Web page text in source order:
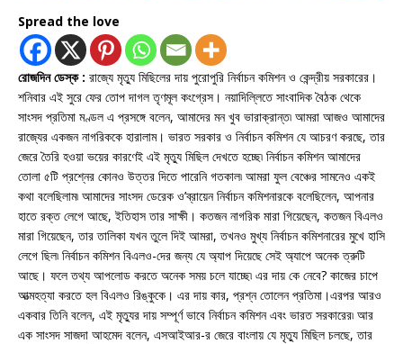
Spread the love
রোজদিন ডেস্ক : রাজ্যে মৃত্যু মিছিলের দায় পুরোপুরি নির্বাচন কমিশন ও কেন্দ্রীয় সরকারের।
শনিবার এই সুরে ফের তোপ দাগল তৃণমূল কংগ্রেস। নয়াদিল্লিতে সাংবাদিক বৈঠক থেকে
সাংসদ প্রতিমা মণ্ডল এ প্রসঙ্গে বলেন, আমাদের মন খুব ভারাক্রান্ত৷ আমরা আজও আমাদের
রাজ্যের একজন নাগরিককে হারালাম। ভারত সরকার ও নির্বাচন কমিশন যে আচরণ করছে, তার
জেরে তৈরি হওয়া ভয়ের কারণেই এই মৃত্যু মিছিল দেখতে হচ্ছে৷ নির্বাচন কমিশন আমাদের
তোলা ৫টি প্রশ্নের কোনও উত্তর দিতে পারেনি গতকাল৷ আমরা ফুল বেঞ্চের সামনেও একই
কথা বলেছিলাম৷ আমাদের সাংসদ ডেরেক ও’ব্রায়েন নির্বাচন কমিশনারকে বলেছিলেন, আপনার
হাতে রক্ত লেগে আছে, ইতিহাস তার সাক্ষী। কতজন নাগরিক মারা গিয়েছেন, কতজন বিএলও
মারা গিয়েছেন, তার তালিকা যখন তুলে দিই আমরা, তখনও মুখ্য নির্বাচন কমিশনারের মুখে হাসি
লেগে ছিল৷ নির্বাচন কমিশন বিএলও-দের জন্য যে অ্যাপ দিয়েছে সেই অ্যাপে অনেক ত্রুটি
আছে। ফলে তথ্য আপলোড করতে অনেক সময় চলে যাচ্ছে৷ এর দায় কে নেবে? কাজের চাপে
আত্মহত্যা করতে হল বিএলও রিঙ্কুকে। এর দায় কার, প্রশ্ন তোলেন প্রতিমা।এরপর আরও
একবার তিনি বলেন, এই মৃত্যুর দায় সম্পূর্ণ ভাবে নির্বাচন কমিশন এবং ভারত সরকারের৷ আর
এক সাংসদ সাজদা আহমেদ বলেন, এসআইআর-র জেরে বাংলায় যে মৃত্যু মিছিল চলছে, তার